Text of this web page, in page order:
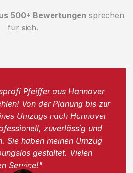
500+ Bewertungen sprechen
für sich.
Pfeiffer aus Hannover
Von der Planung bis zur
Umzugs nach Hannover
zuverlässig und
Sie haben meinen Umzug
gestaltet. Vielen
Service!"